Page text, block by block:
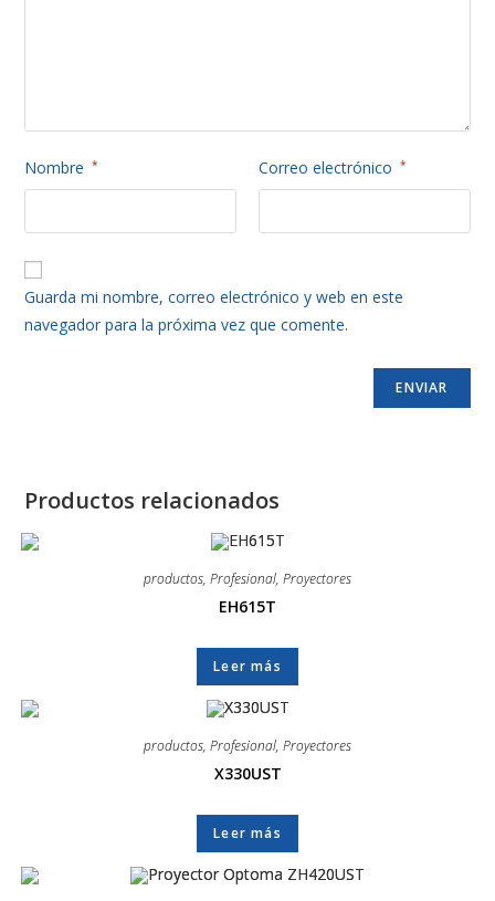
Nombre * Correo electrónico *
Guarda mi nombre, correo electrónico y web en este
navegador para la próxima vez que comente.
Productos relacionados
productos, Profesional, Proyectores
EH615T
Leer más
productos, Profesional, Proyectores
X330UST
Leer más